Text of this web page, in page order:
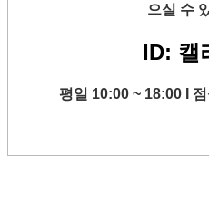
으실 수
ID: 캘
평일 10:00 ~ 18:00 I